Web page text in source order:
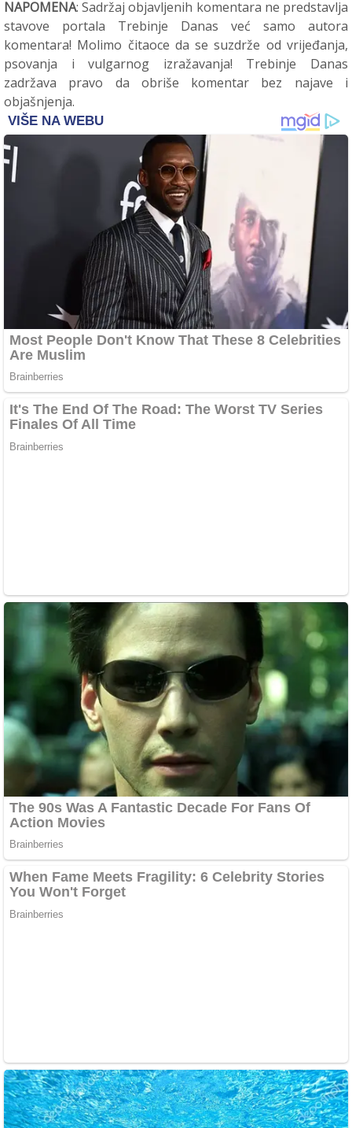
NAPOMENA: Sadržaj objavljenih komentara ne predstavlja
stavove portala Trebinje Danas već samo autora
komentara! Molimo čitaoce da se suzdrže od vrijeđanja,
psovanja i vulgarnog izražavanja! Trebinje Danas
zadržava pravo da obriše komentar bez najave i
objašnjenja.